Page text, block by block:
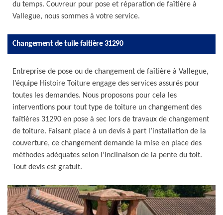
du temps. Couvreur pour pose et réparation de faîtière à
Vallegue, nous sommes à votre service.
Changement de tuile faitière 31290
Entreprise de pose ou de changement de faîtière à Vallegue,
l’équipe Histoire Toiture engage des services assurés pour
toutes les demandes. Nous proposons pour cela les
interventions pour tout type de toiture un changement des
faîtières 31290 en pose à sec lors de travaux de changement
de toiture. Faisant place à un devis à part l’installation de la
couverture, ce changement demande la mise en place des
méthodes adéquates selon l’inclinaison de la pente du toit.
Tout devis est gratuit.